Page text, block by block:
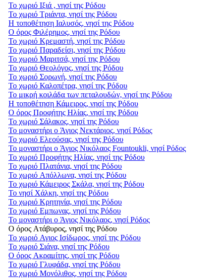
Το χωριό Ιξιά , νησί της Ρόδου
Το χωριό Τριάντα, νησί της Ρόδου
Η τοποθέτηση Ιαλυσός, νησί της Ρόδου
Ο όρος Φιλέρημος, νησί της Ρόδου
Το χωριό Κρεμαστή, νησί της Ρόδου
Το χωριό Παραδείσι, νησί της Ρόδου
Το χωριό Μαριτσά, νησί της Ρόδου
Το χωριό Θεολόγος, νησί της Ρόδου
Το χωριό Σορωνή, νησί της Ρόδου
Το χωριό Καλοπέτρα, νησί της Ρόδου
Το μικρή κοιλάδα των πεταλουδών, νησί της Ρόδου
Η τοποθέτηση Κάμειρος, νησί της Ρόδου
Ο όρος Προφήτης Ηλίας, νησί της Ρόδου
Το χωριό Σάλακος, νησί της Ρόδου
Το μοναστήρι ο Άγιος Νεκτάριος, νησί Ρόδος
Το χωριό Ελεούσας, νησί της Ρόδου
Το μοναστήρι ο Άγιος Νικόλαος Fountoukli, νησί Ρόδος
Το χωριό Προφήτης Ηλίας, νησί της Ρόδου
Το χωριό Πλατάνια, νησί της Ρόδου
Το χωριό Απόλλωνα, νησί της Ρόδου
Το χωριό Κάμειρος Σκάλα, νησί της Ρόδου
Το νησί Χάλκη, νησί της Ρόδου
Το χωριό Κρητηνία, νησί της Ρόδου
Το χωριό Εμπωνας, νησί της Ρόδου
Το μοναστήρι ο Άγιος Νικόλαος, νησί Ρόδος
Ο όρος Ατάβυρος, νησί της Ρόδου
Το χωριό Αγιος Ισίδωρος, νησί της Ρόδου
Το χωριό Σιάνα, νησί της Ρόδου
Ο όρος Ακραμίτης, νησί της Ρόδου
Το χωριό Γλυφάδα, νησί της Ρόδου
Το χωριό Μονόλιθος, νησί της Ρόδου